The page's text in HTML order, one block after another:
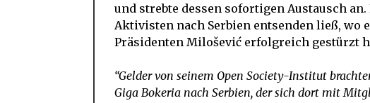
und strebte dessen sofortigen Austausch
Aktivisten nach Serbien entsenden ließ, wo
Präsidenten Milošević erfolgreich gestürzt
“Gelder von seinem Open Society-Institut
Giga Bokeria nach Serbien, der sich dort mit